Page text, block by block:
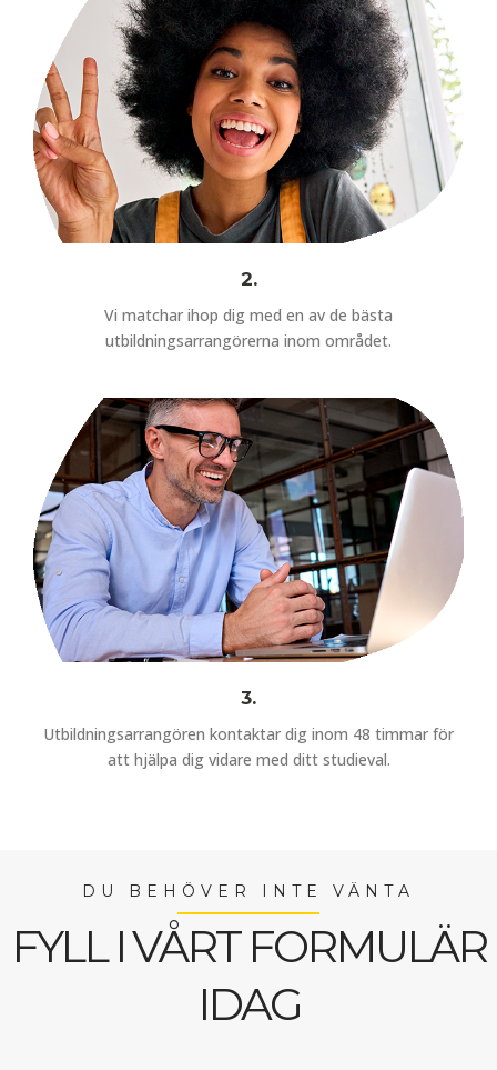
2.
Vi matchar ihop dig med en av de bästa
utbildningsarrangörerna inom området.
3.
Utbildningsarrangören kontaktar dig inom 48 timmar för
att hjälpa dig vidare med ditt studieval.
DU BEHÖVER INTE VÄNTA
FYLL I VÅRT FORMULÄR
IDAG